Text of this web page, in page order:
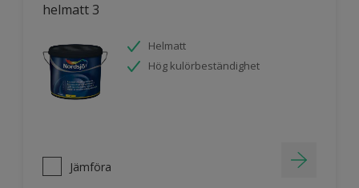
helmatt 3
Helmatt
Hög kulörbeständighet
Jämföra